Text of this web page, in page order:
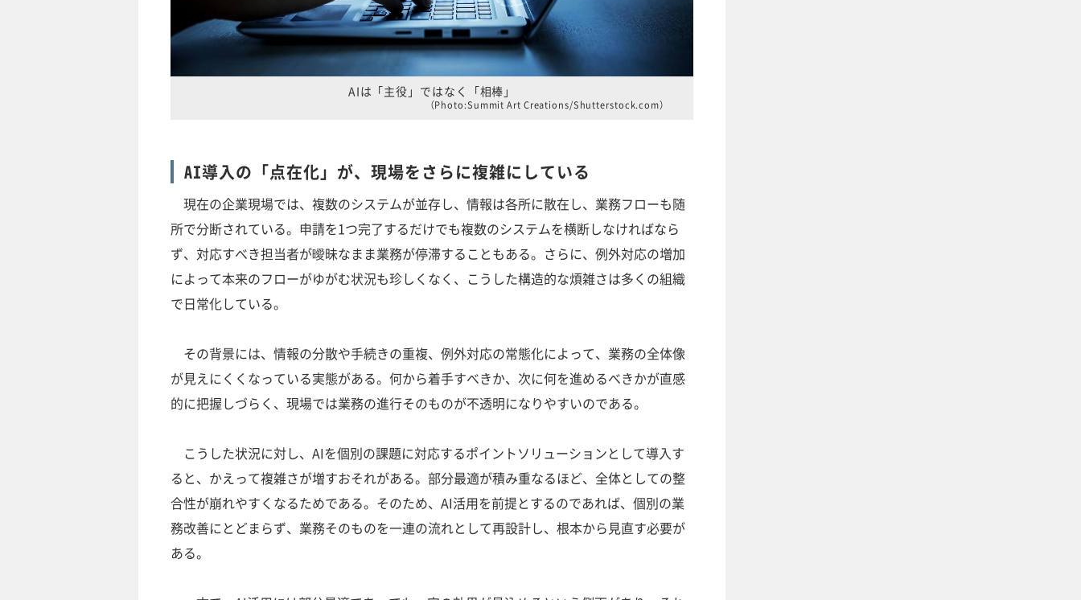
AIは「主役」ではなく「相棒」
（Photo:Summit Art Creations/Shutterstock.com）
AI導入の「点在化」が、現場をさらに複雑にしている
現在の企業現場では、複数のシステムが並存し、情報は各所に散在し、業務フローも随
所で分断されている。申請を1つ完了するだけでも複数のシステムを横断しなければなら
ず、対応すべき担当者が曖昧なまま業務が停滞することもある。さらに、例外対応の増加
によって本来のフローがゆがむ状況も珍しくなく、こうした構造的な煩雑さは多くの組織
で日常化している。
その背景には、情報の分散や手続きの重複、例外対応の常態化によって、業務の全体像
が見えにくくなっている実態がある。何から着手すべきか、次に何を進めるべきかが直感
的に把握しづらく、現場では業務の進行そのものが不透明になりやすいのである。
こうした状況に対し、AIを個別の課題に対応するポイントソリューションとして導入す
ると、かえって複雑さが増すおそれがある。部分最適が積み重なるほど、全体としての整
合性が崩れやすくなるためである。そのため、AI活用を前提とするのであれば、個別の業
務改善にとどまらず、業務そのものを一連の流れとして再設計し、根本から見直す必要が
ある。